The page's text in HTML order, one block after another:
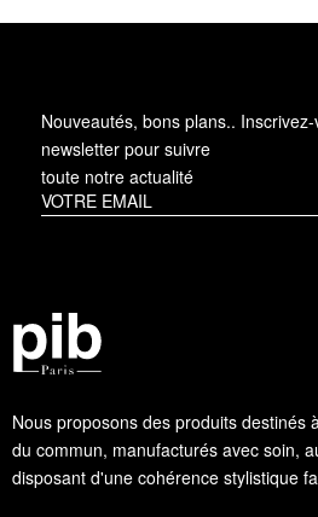
Nous proposons des produits destinés
du commun, manufacturés avec soin,
disposant d'une cohérence stylistique
Nouveautés, bons plans..
newsletter pour suivre
toute notre actualité